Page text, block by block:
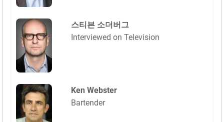
스티븐 소더버그
Interviewed on Television
Ken Webster
Bartender